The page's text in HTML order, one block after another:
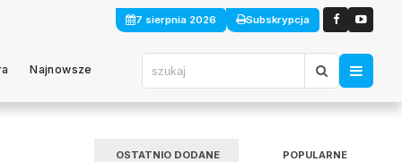
7 sierpnia 2026 Subskrypcja
Najnowsze
OSTATNIO DODANE POPULARNE